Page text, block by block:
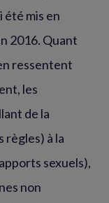
été mis en
2016. Quant
ressentent
les
de la
règles) à la
sexuels),
non